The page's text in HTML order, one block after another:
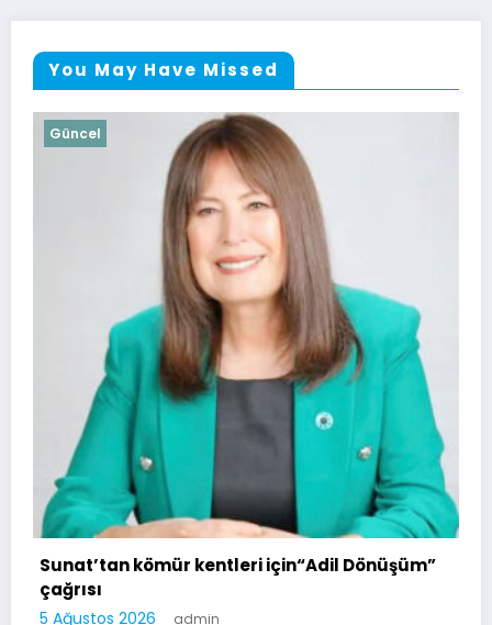
You May Have Missed
kentleri için“Adil Dönüşüm”
admin
Soma Huzurevi
Kazandı
4 Ağustos 2026
Soma Kurtuluş Haber 2026 | Powered By